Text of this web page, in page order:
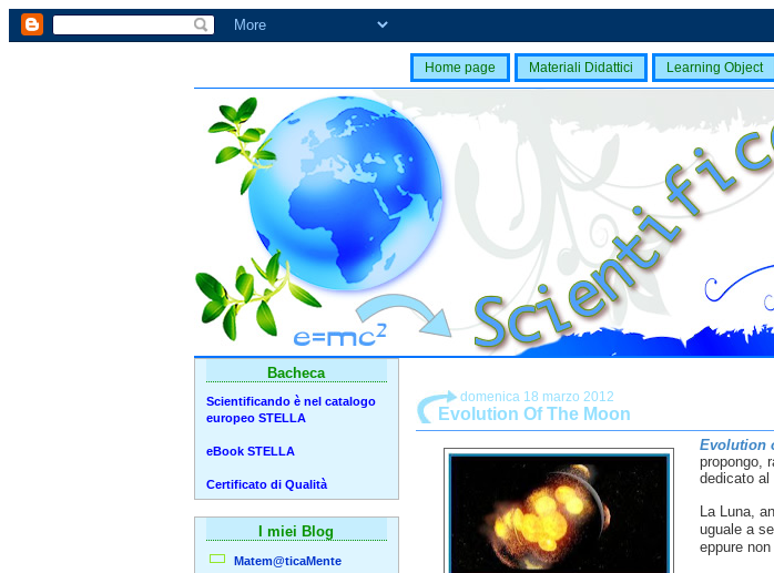
Home page Materiali Didattici Learning Object
domenica 18 marzo 2012
Evolution Of The Moon
Evolution
propongo,
dedicato al
La Luna,
uguale a
eppure
Bacheca
Scientificando è nel catalogo
europeo STELLA
eBook STELLA
Certificato di Qualità
I miei Blog
Matem@ticaMente